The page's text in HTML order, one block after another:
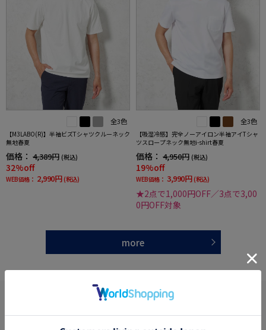
全3色
【M3LABO(R)】半袖ビズTシャツクルーネック
無地春夏
価格： 4,389円 (税込)
32%off
WEB価格： 2,990円 (税込)
全3色
【吸湿冷感】完全ノーアイロン半袖アイTシャ
ツスロープネック無地i-shirt春夏
価格： 4,950円 (税込)
19%off
WEB価格： 3,990円 (税込)
★2点で1,000円OFF／3点で3,00
0円OFF対象
more